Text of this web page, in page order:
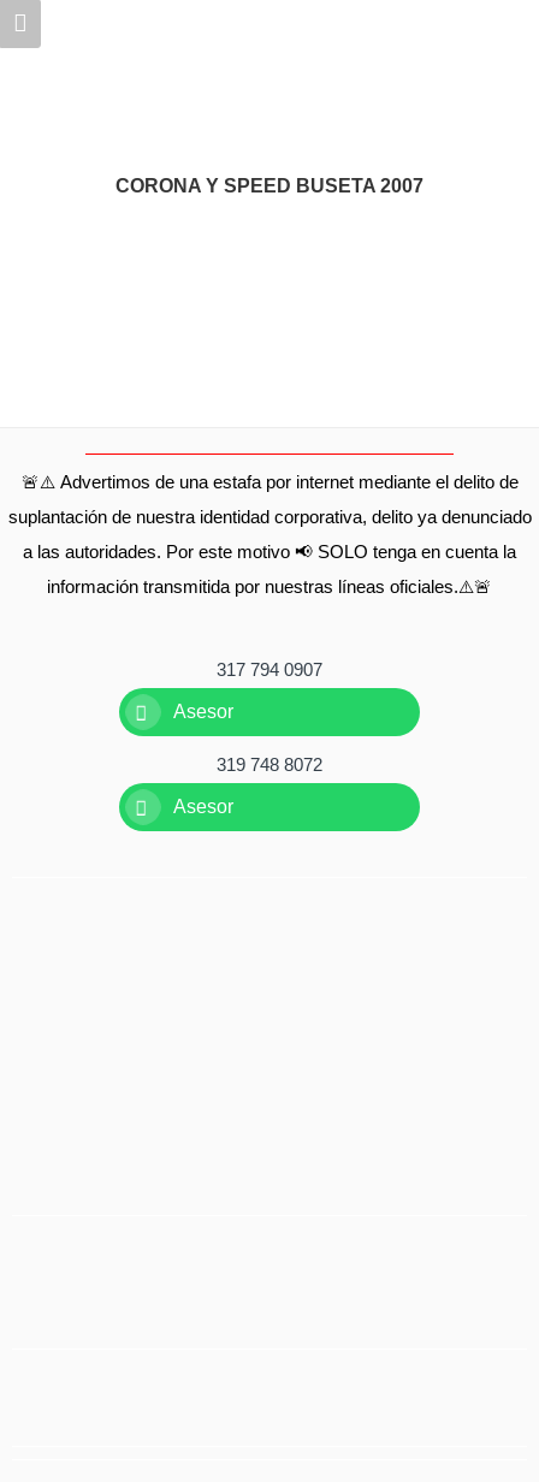
CORONA Y SPEED BUSETA 2007
🚨⚠️ Advertimos de una estafa por internet mediante el delito de
suplantación de nuestra identidad corporativa, delito ya denunciado
a las autoridades. Por este motivo 📢 SOLO tenga en cuenta la
información transmitida por nuestras líneas oficiales.⚠️🚨
317 794 0907
Asesor
319 748 8072
Asesor